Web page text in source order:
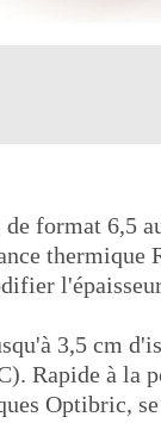
format 6,5
thermique
3,5 cm
Rapide à la
Optibric,